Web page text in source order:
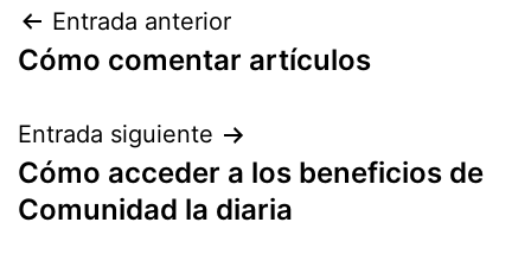
Navegación
de
entradas
Entrada anterior
Cómo comentar artículos
Entrada siguiente
Cómo acceder a los beneficios de
Comunidad la diaria